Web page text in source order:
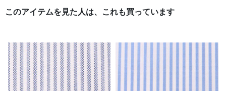
このアイテムを見た人は、これも買っています